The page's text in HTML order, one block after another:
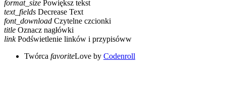
format_size Powiększ tekst
text_fields Decrease Text
font_download Czytelne czcionki
title Oznacz nagłówki
link Podświetlenie linków i przypisóww
Twórca favoriteLove by Codenroll